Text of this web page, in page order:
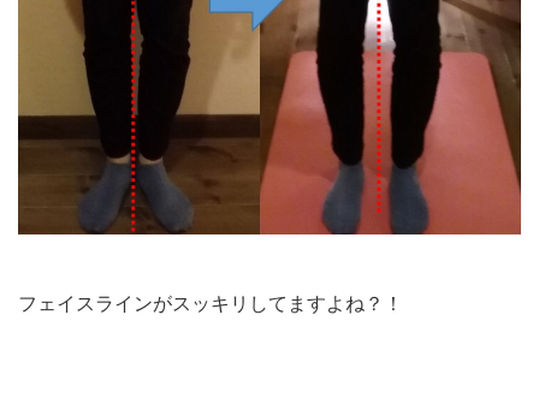
フェイスラインがスッキリしてますよね？！